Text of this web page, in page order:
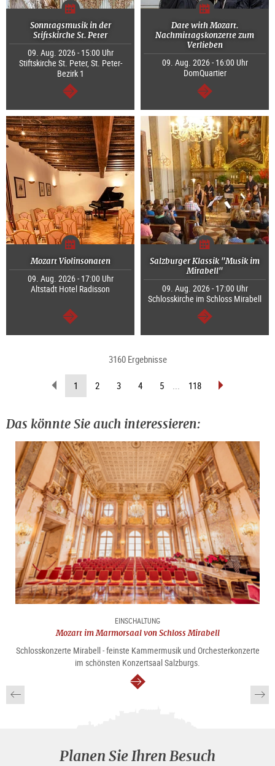
Sonntagsmusik in der
Stiftskirche St. Peter
09. Aug. 2026 - 15:00 Uhr
Stiftskirche St. Peter, St. Peter-
Bezirk 1
weiter
Date with Mozart.
Nachmittagskonzerte zum
Verlieben
09. Aug. 2026 - 16:00 Uhr
DomQuartier
weiter
Mozart Violinsonaten
09. Aug. 2026 - 17:00 Uhr
Altstadt Hotel Radisson
weiter
Salzburger Klassik "Musik im
Mirabell"
09. Aug. 2026 - 17:00 Uhr
Schlosskirche im Schloss Mirabell
weiter
3160 Ergebnisse
zurückblättern
1 (aktuelle
Seite)
2 3 4 5 ... 118 vorblättern
Das könnte Sie auch interessieren:
EINSCHALTUNG
Mozart im Marmorsaal von Schloss Mirabell
Schlosskonzerte Mirabell - feinste Kammermusik und Orchesterkonzerte
im schönsten Konzertsaal Salzburgs.
weiter
Planen Sie Ihren Besuch